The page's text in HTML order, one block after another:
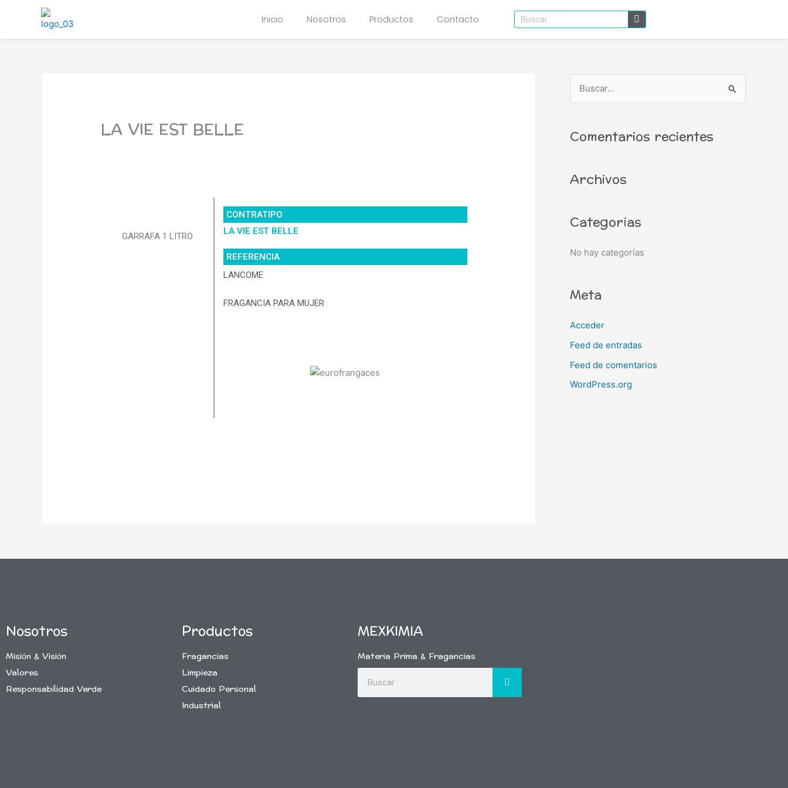
Inicio Nosotros Productos Contacto Buscar
LA VIE EST BELLE
GARRAFA 1 LITRO
CONTRATIPO
LA VIE EST BELLE
REFERENCIA
LANCOME
FRAGANCIA PARA MUJER
c
r
:
Comentarios recientes
Archivos
Categorías
No hay categorías
Meta
Acceder
Feed de entradas
Feed de comentarios
WordPress.org
Nosotros
Misión & Visión
Valores
Responsabilidad Verde
Productos
Fragancias
Limpieza
Cuidado Personal
Industrial
MEXKIMIA
Materia Prima & Fragancias